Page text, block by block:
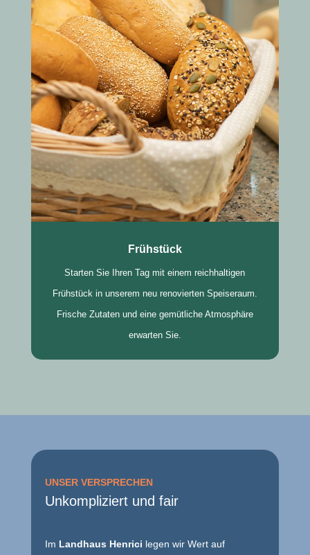
Frühstück
Starten Sie Ihren Tag mit einem reichhaltigen
Frühstück in unserem neu renovierten Speiseraum.
Frische Zutaten und eine gemütliche Atmosphäre
erwarten Sie.
UNSER VERSPRECHEN
Unkompliziert und fair
Im Landhaus Henrici legen wir Wert auf